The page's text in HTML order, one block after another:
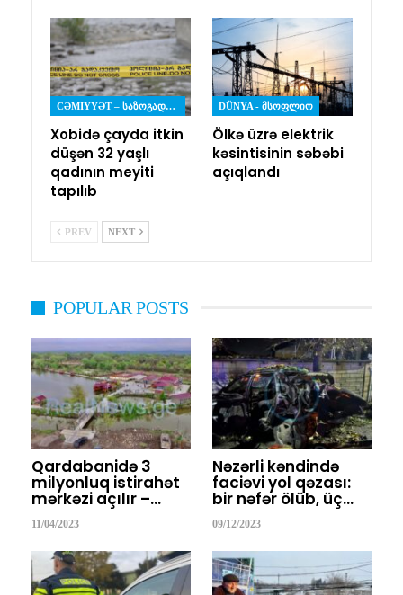
CƏMIYYƏT – ᲡᲐᲖᲝᲒᲐᲓᲝᲔᲑᲐ
Xobidə çayda itkin
düşən 32 yaşlı
qadının meyiti
tapılıb
DÜNYA - ᲛᲡᲝᲤᲚᲘᲝ
Ölkə üzrə elektrik
kəsintisinin səbəbi
açıqlandı
PREV NEXT
POPULAR POSTS
Qardabanidə 3
milyonluq istirahət
mərkəzi açılır –…
11/04/2023
Nəzərli kəndində
faciəvi yol qəzası:
bir nəfər ölüb, üç…
09/12/2023